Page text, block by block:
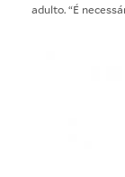
adulto. “É